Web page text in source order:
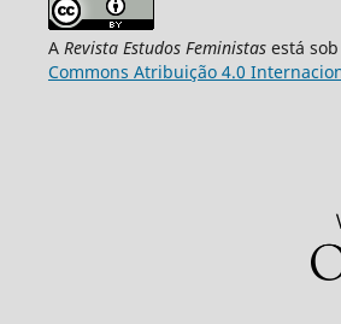
A Revista Estudos Feministasestá sob
Commons Atribuição 4.0